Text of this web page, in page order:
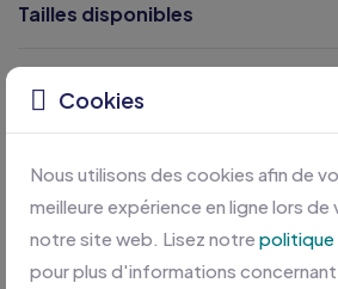
Tailles disponibles
Cookies
Nous utilisons des cookies afin de
meilleure expérience en ligne lors
notre site web. Lisez notre
pour plus d'informations